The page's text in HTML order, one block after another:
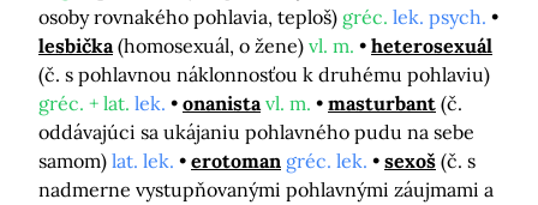
osoby rovnakého pohlavia, teploš) gréc. lek. psych.
lesbička (homosexuál, o žene) vl. m.
heterosexuál
(č. s pohlavnou náklonnosťou k druhému pohlaviu)
gréc. + lat. lek. onanista vl. m. masturbant (č.
oddávajúci sa ukájaniu pohlavného pudu na sebe
samom) lat. lek. erotoman gréc. lek. sexoš (č. s
nadmerne vystupňovanými pohlavnými záujmami a